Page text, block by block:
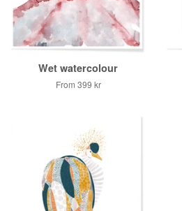
Wet watercolour
From 399 kr